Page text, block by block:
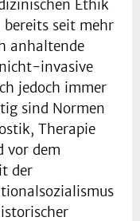
Ethik
seit mehr
anhaltende
invasive
jedoch immer
sind Normen
Therapie
vor dem
der